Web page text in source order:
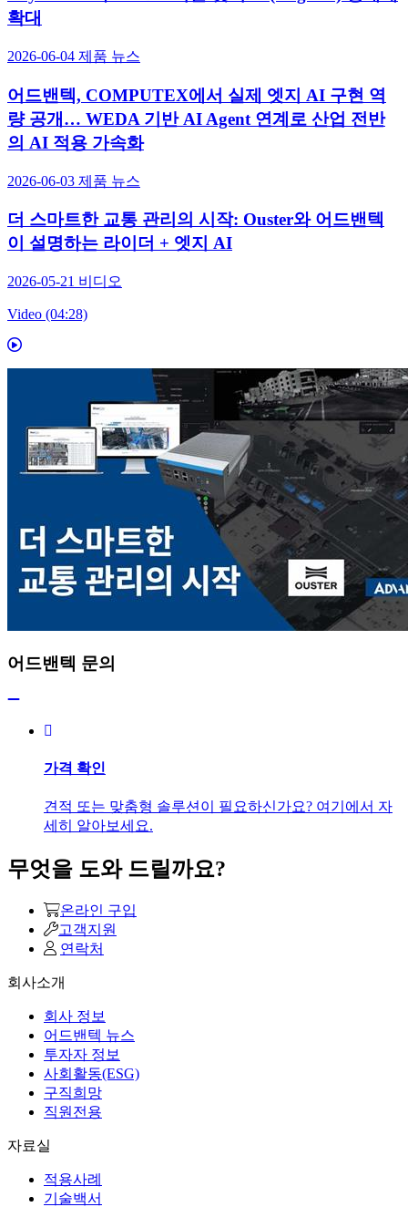
확대
2026-06-04 제품 뉴스
어드밴텍, COMPUTEX에서 실제 엣지 AI 구현 역
량 공개… WEDA 기반 AI Agent 연계로 산업 전반
의 AI 적용 가속화
2026-06-03 제품 뉴스
더 스마트한 교통 관리의 시작: Ouster와 어드밴텍
이 설명하는 라이더 + 엣지 AI
2026-05-21 비디오
Video (04:28)
어드밴텍 문의
가격 확인
견적 또는 맞춤형 솔루션이 필요하신가요? 여기에서 자
세히 알아보세요.
무엇을 도와 드릴까요?
온라인 구입
고객지원
연락처
회사소개
회사 정보
어드밴텍 뉴스
투자자 정보
사회활동(ESG)
구직희망
직원전용
자료실
적용사례
기술백서